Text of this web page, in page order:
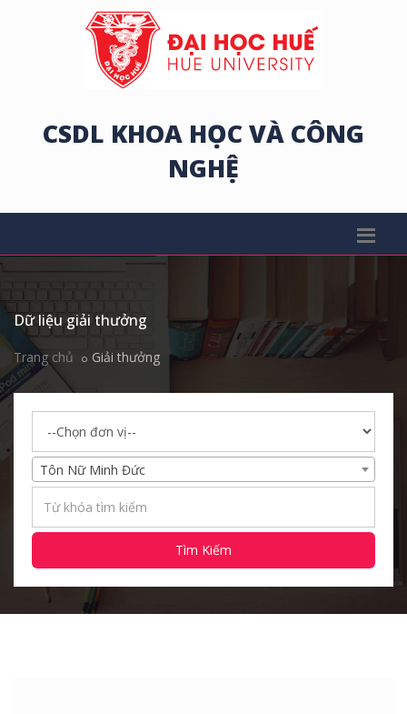
CSDL KHOA HỌC VÀ CÔNG
NGHỆ
Dữ liệu giải thưởng
Trang chủ Giải thưởng
Tôn Nữ Minh Đức
Tìm Kiếm